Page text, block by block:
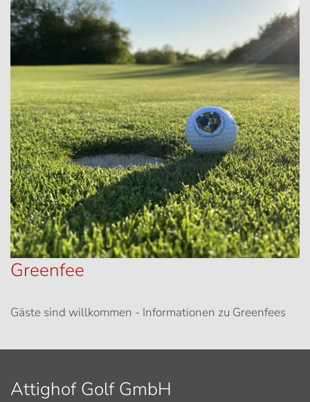
Greenfee
Gäste sind willkommen - Informationen zu Greenfees
Attighof Golf GmbH